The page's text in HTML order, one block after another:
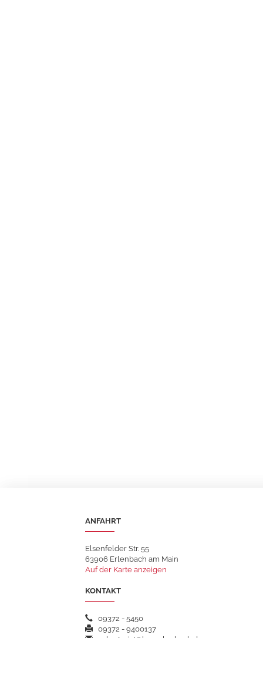
ANFAHRT
Elsenfelder Str. 55
63906 Erlenbach am Main
Auf der Karte anzeigen
KONTAKT
09372 - 5450
09372 - 9400137
sekretariat@hsgerlenbach.de